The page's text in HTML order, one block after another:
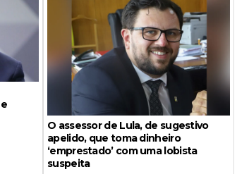
O assessor de Lula, de sugestivo
apelido, que toma dinheiro
‘emprestado’ com uma lobista
suspeita